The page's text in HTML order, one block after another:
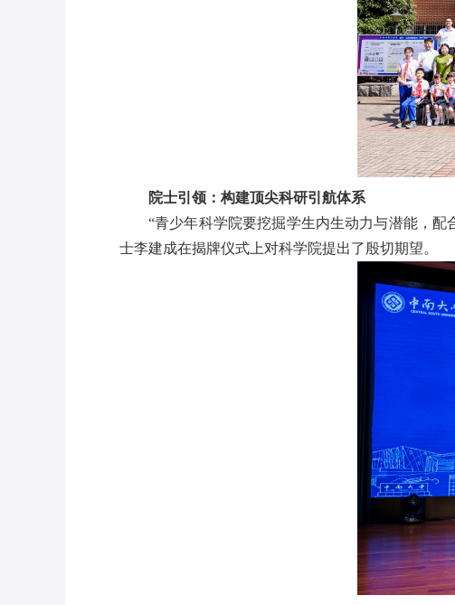
院士引领：构建顶尖科研引航体系
“青少年科学院要挖掘学生内生动力与潜能，
士李建成在揭牌仪式上对科学院提出了殷切期望。